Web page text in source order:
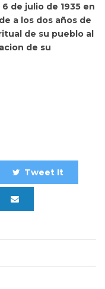
de julio de 1935 en
a los dos años de
de su pueblo al
de su
Tweet It